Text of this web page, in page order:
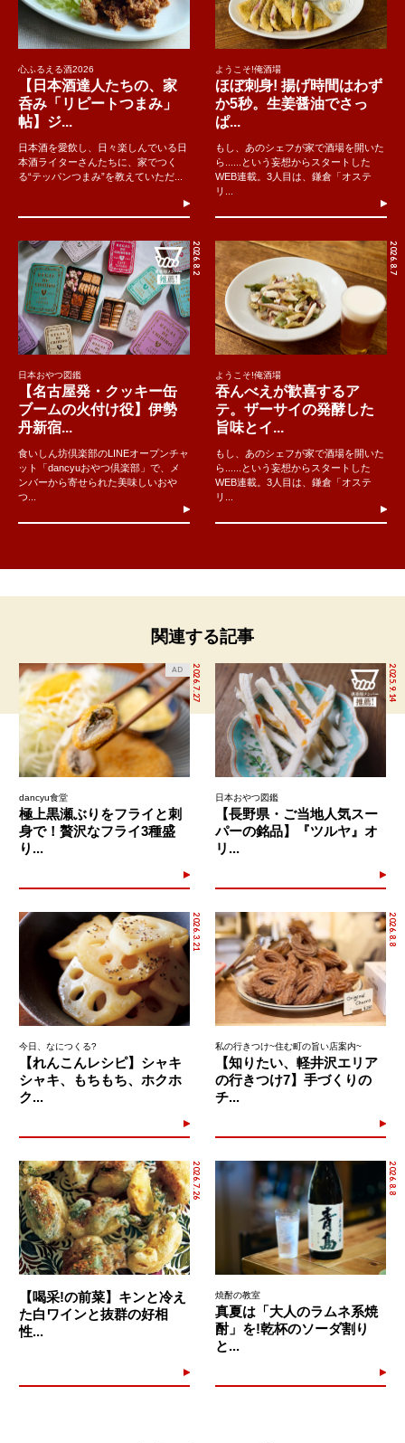
心ふるえる酒2026
【日本酒達人たちの、家
呑み「リピートつまみ」
帖】ジ...
日本酒を愛飲し、日々楽しんでいる日
本酒ライターさんたちに、家でつく
る“テッパンつまみ”を教えていただ...
ようこそ!俺酒場
ほぼ刺身! 揚げ時間はわず
か5秒。生姜醤油でさっ
ぱ...
もし、あのシェフが家で酒場を開いた
ら......という妄想からスタートした
WEB連載。3人目は、鎌倉「オステ
リ...
2026.8.2
日本おやつ図鑑
【名古屋発・クッキー缶
ブームの火付け役】伊勢
丹新宿...
食いしん坊倶楽部のLINEオープンチャ
ット「dancyuおやつ倶楽部」で、メ
ンバーから寄せられた美味しいおや
つ...
2026.8.7
ようこそ!俺酒場
吞んべえが歓喜するア
テ。ザーサイの発酵した
旨味とイ...
もし、あのシェフが家で酒場を開いた
ら......という妄想からスタートした
WEB連載。3人目は、鎌倉「オステ
リ...
関連する記事
2026.7.27
AD
dancyu食堂
極上黒瀬ぶりをフライと刺
身で！贅沢なフライ3種盛
り...
2025.9.14
日本おやつ図鑑
【長野県・ご当地人気スー
パーの銘品】『ツルヤ』オ
リ...
2026.3.21
今日、なにつくる?
【れんこんレシピ】シャキ
シャキ、もちもち、ホクホ
ク...
2026.8.8
私の行きつけ~住む町の旨い店案内~
【知りたい、軽井沢エリア
の行きつけ7】手づくりの
チ...
2026.7.26
【喝采!の前菜】キンと冷え
た白ワインと抜群の好相
性...
2026.8.8
焼酎の教室
真夏は「大人のラムネ系焼
酎」を!乾杯のソーダ割り
と...